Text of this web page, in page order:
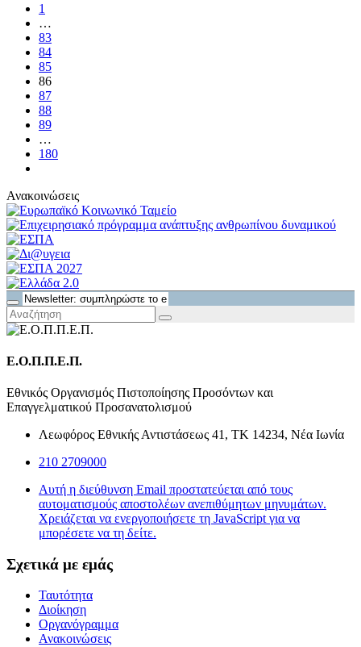
1
…
83
84
85
86
87
88
89
…
180
Ανακοινώσεις
Ε.Ο.Π.Π.Ε.Π.
Εθνικός Οργανισμός Πιστοποίησης Προσόντων και
Επαγγελματικού Προσανατολισμού
Λεωφόρος Εθνικής Αντιστάσεως 41, ΤΚ 14234, Νέα Ιωνία
210 2709000
Αυτή η διεύθυνση Email προστατεύεται από τους
αυτοματισμούς αποστολέων ανεπιθύμητων μηνυμάτων.
Χρειάζεται να ενεργοποιήσετε τη JavaScript για να
μπορέσετε να τη δείτε.
Σχετικά με εμάς
Ταυτότητα
Διοίκηση
Οργανόγραμμα
Ανακοινώσεις